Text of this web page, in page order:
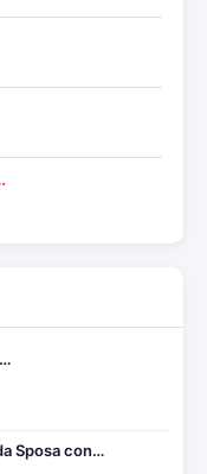
Sposa con…